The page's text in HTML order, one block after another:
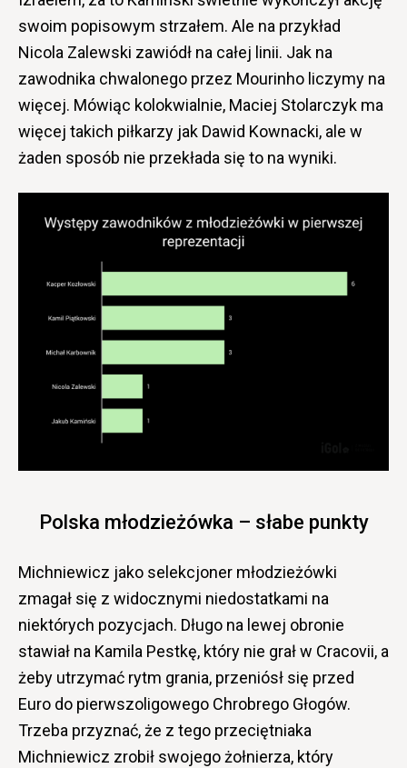
swoim popisowym strzałem. Ale na przykład
Nicola Zalewski zawiódł na całej linii. Jak na
zawodnika chwalonego przez Mourinho liczymy na
więcej. Mówiąc kolokwialnie, Maciej Stolarczyk ma
więcej takich piłkarzy jak Dawid Kownacki, ale w
żaden sposób nie przekłada się to na wyniki.
Polska młodzieżówka – słabe punkty
Michniewicz jako selekcjoner młodzieżówki
zmagał się z widocznymi niedostatkami na
niektórych pozycjach. Długo na lewej obronie
stawiał na Kamila Pestkę, który nie grał w Cracovii, a
żeby utrzymać rytm grania, przeniósł się przed
Euro do pierwszoligowego Chrobrego Głogów.
Trzeba przyznać, że z tego przeciętniaka
Michniewicz zrobił swojego żołnierza, który